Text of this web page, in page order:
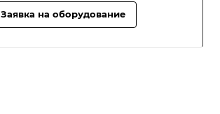
Заявка на оборудование